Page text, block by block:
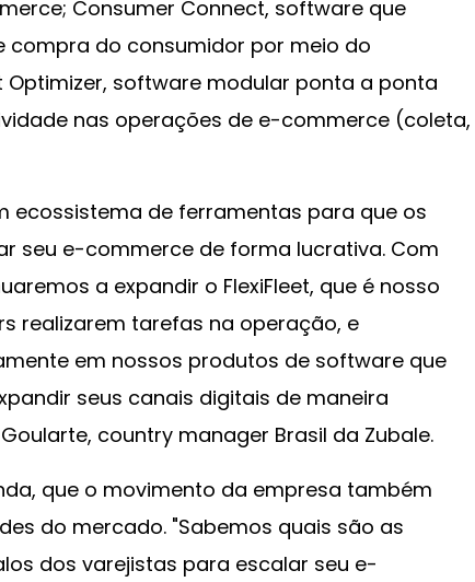
Consumer Connect, software que
compra do consumidor por meio do
Optimizer, software modular ponta a ponta
nas operações de e-commerce (coleta,
ecossistema de ferramentas para que os
seu e-commerce de forma lucrativa. Com
a expandir o FlexiFleet, que é nosso
realizarem tarefas na operação, e
em nossos produtos de software que
seus canais digitais de maneira
country manager Brasil da Zubale.
que o movimento da empresa também
do mercado. "Sabemos quais são as
dos varejistas para escalar seu e-